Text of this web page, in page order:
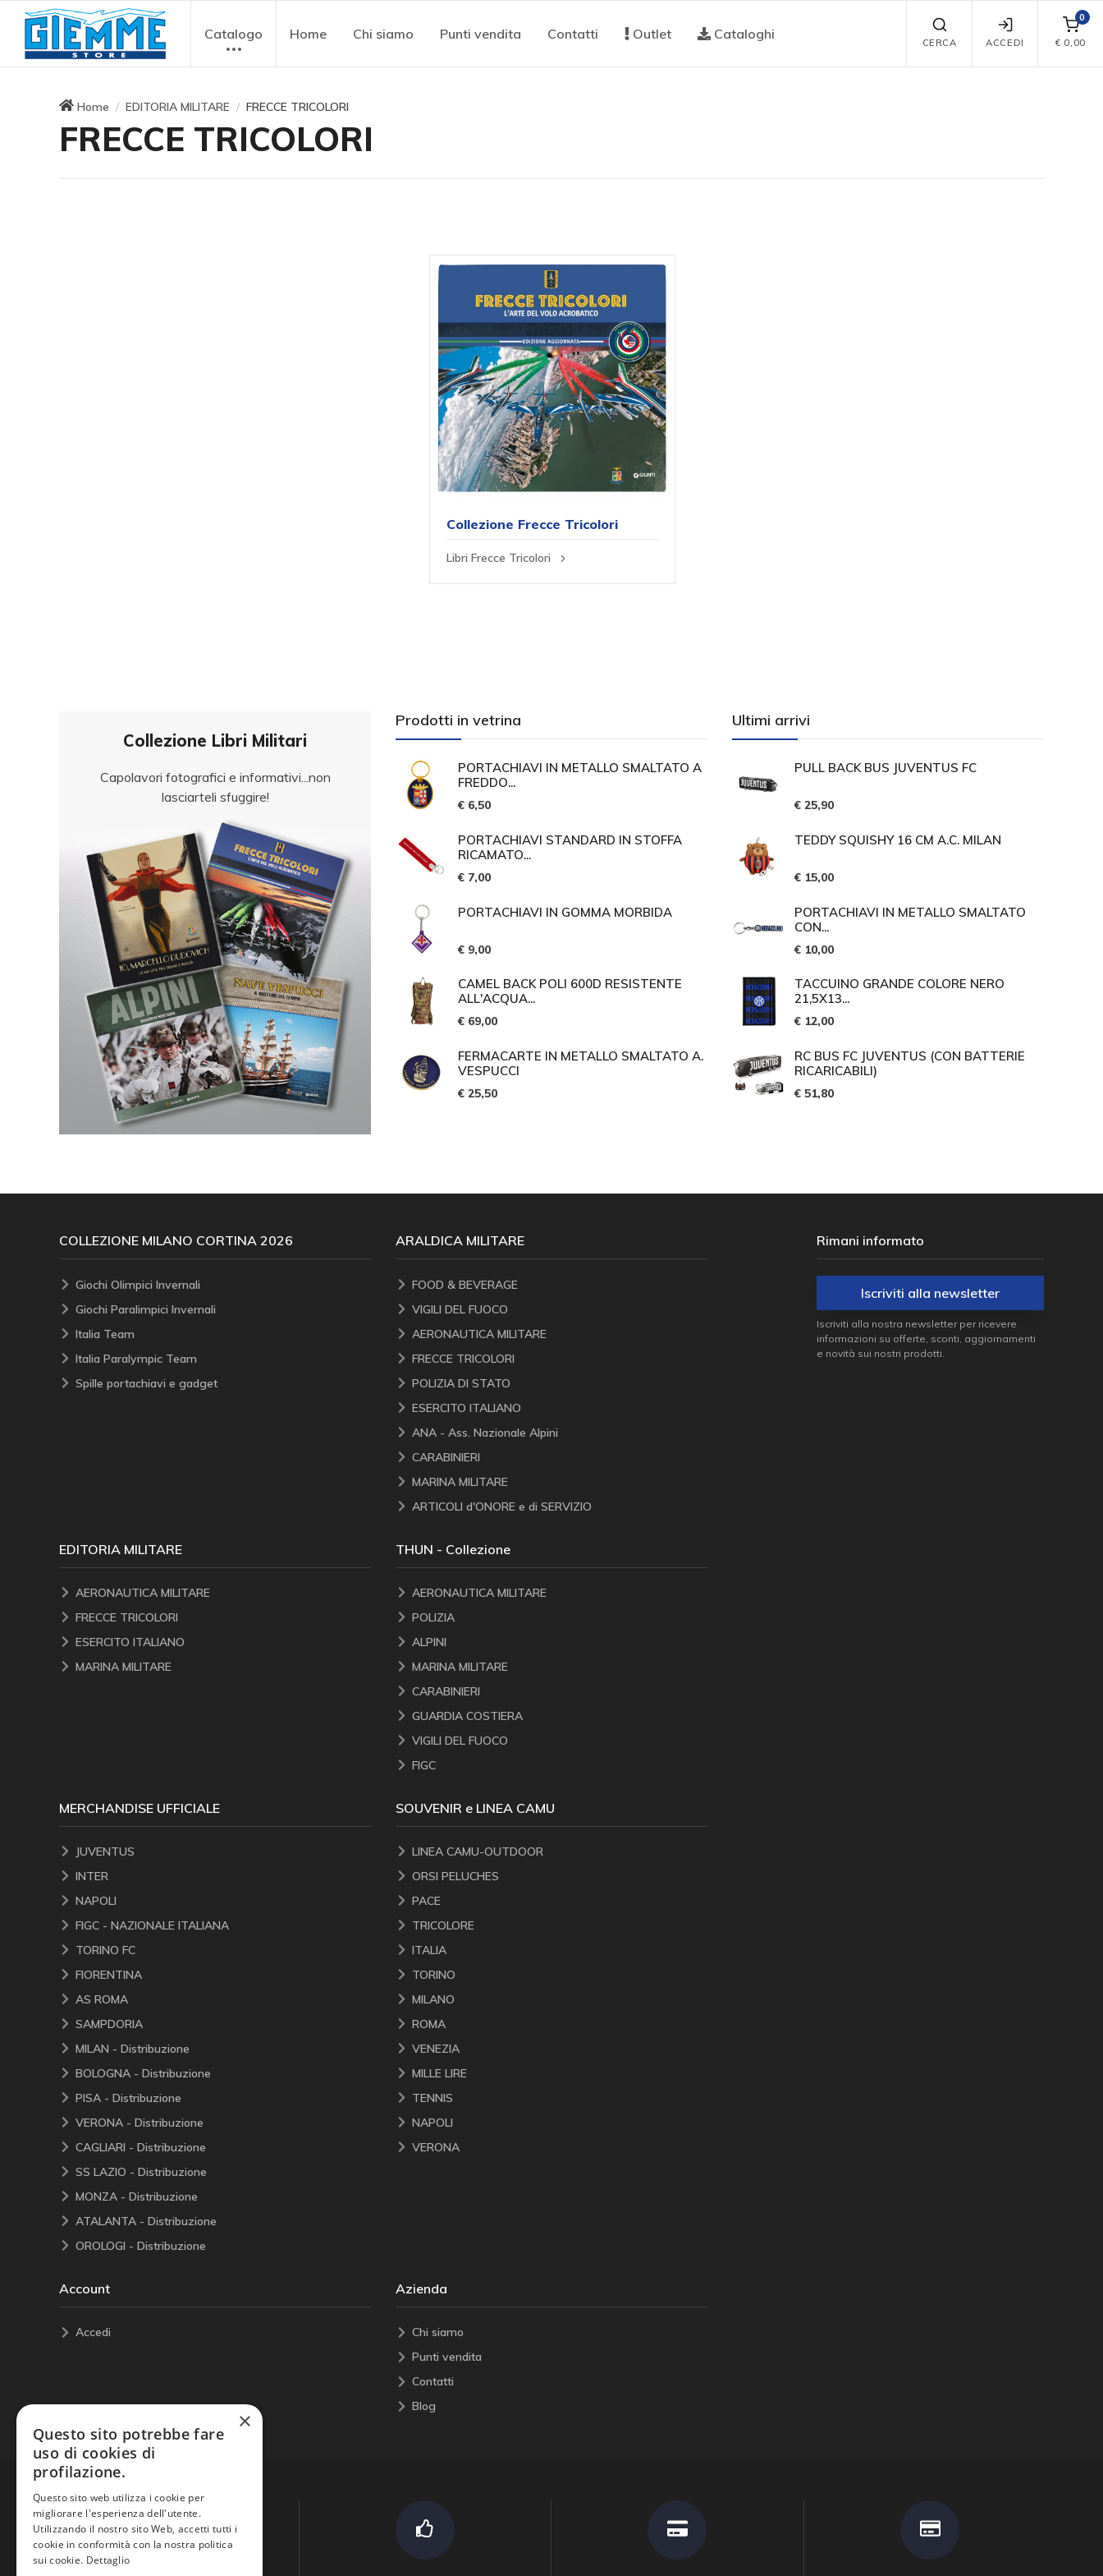
Catalogo Home Chi siamo Punti vendita Contatti Outlet Cataloghi
CERCA ACCEDI
0
€ 0,00
Home EDITORIA MILITARE FRECCE TRICOLORI
FRECCE TRICOLORI
Collezione Frecce Tricolori
Libri Frecce Tricolori
Collezione Libri Militari
Capolavori fotografici e informativi...non
lasciarteli sfuggire!
Prodotti in vetrina
PORTACHIAVI IN METALLO SMALTATO A
FREDDO...
€ 6,50
PORTACHIAVI STANDARD IN STOFFA
RICAMATO...
€ 7,00
PORTACHIAVI IN GOMMA MORBIDA
€ 9,00
CAMEL BACK POLI 600D RESISTENTE
ALL'ACQUA...
€ 69,00
FERMACARTE IN METALLO SMALTATO A.
VESPUCCI
€ 25,50
Ultimi arrivi
PULL BACK BUS JUVENTUS FC
€ 25,90
TEDDY SQUISHY 16 CM A.C. MILAN
€ 15,00
PORTACHIAVI IN METALLO SMALTATO
CON...
€ 10,00
TACCUINO GRANDE COLORE NERO
21,5X13...
€ 12,00
RC BUS FC JUVENTUS (CON BATTERIE
RICARICABILI)
€ 51,80
COLLEZIONE MILANO CORTINA 2026
Giochi Olimpici Invernali
Giochi Paralimpici Invernali
Italia Team
Italia Paralympic Team
Spille portachiavi e gadget
ARALDICA MILITARE
FOOD & BEVERAGE
VIGILI DEL FUOCO
AERONAUTICA MILITARE
FRECCE TRICOLORI
POLIZIA DI STATO
ESERCITO ITALIANO
ANA - Ass. Nazionale Alpini
CARABINIERI
MARINA MILITARE
ARTICOLI d'ONORE e di SERVIZIO
EDITORIA MILITARE
AERONAUTICA MILITARE
FRECCE TRICOLORI
ESERCITO ITALIANO
MARINA MILITARE
THUN - Collezione
AERONAUTICA MILITARE
POLIZIA
ALPINI
MARINA MILITARE
CARABINIERI
GUARDIA COSTIERA
VIGILI DEL FUOCO
FIGC
MERCHANDISE UFFICIALE
JUVENTUS
INTER
NAPOLI
FIGC - NAZIONALE ITALIANA
TORINO FC
FIORENTINA
AS ROMA
SAMPDORIA
MILAN - Distribuzione
BOLOGNA - Distribuzione
PISA - Distribuzione
VERONA - Distribuzione
CAGLIARI - Distribuzione
SS LAZIO - Distribuzione
MONZA - Distribuzione
ATALANTA - Distribuzione
OROLOGI - Distribuzione
SOUVENIR e LINEA CAMU
LINEA CAMU-OUTDOOR
ORSI PELUCHES
PACE
TRICOLORE
ITALIA
TORINO
MILANO
ROMA
VENEZIA
MILLE LIRE
TENNIS
NAPOLI
VERONA
Account
Accedi
Azienda
Chi siamo
Punti vendita
Contatti
Blog
Rimani informato
Iscriviti alla newsletter
Iscriviti alla nostra newsletter per ricevere
informazioni su offerte, sconti, aggiornamenti
e novità sui nostri prodotti.
×
Questo sito potrebbe fare
uso di cookies di
profilazione.
Questo sito web utilizza i cookie per
migliorare l'esperienza dell'utente.
Utilizzando il nostro sito Web, accetti tutti i
cookie in conformità con la nostra politica
sui cookie. Dettaglio